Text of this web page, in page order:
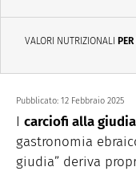
VALORI NUTRIZIONALI
Pubblicato: 12 Febbraio 2025
I carciofi alla giudia
gastronomia
giudia” deriva